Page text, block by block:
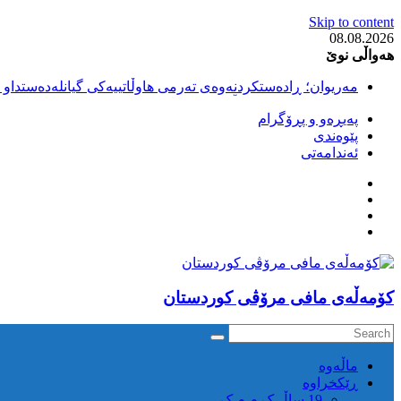
Skip to content
08.08.2026
هەواڵی نوێ
مەریوان؛ ڕادەستکردنەوەی تەرمی هاوڵاتییەکی
سەقز؛ دەسبەسەری دوو گەنج لەلایەن هێزە ئەمنییەکانی
کوژرانی هاوڵاتییەکی خەڵکی سەردەشت لە کاتی کۆڵبەری لە
مەریوان و ڕوانسەر؛ کوژرانی دوو هاوڵاتی لە کاتی
پەیڕەو و پڕۆگرام
پێوەندی
ئەندامەتی
كۆمه‌ڵه‌ی مافی مرۆڤی کوردستان
ماڵه‌وه‌
ڕێکخراوە